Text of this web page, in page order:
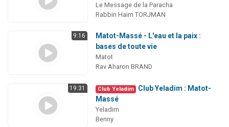
Le Message de la Paracha
Rabbin Haim TORJMAN
9:16
Matot-Massé - L'eau et la paix :
bases de toute vie
Matot
Rav Aharon BRAND
19:31 Club Yeladim
Club Yeladim : Matot-
Massé
Yeladim
Benny